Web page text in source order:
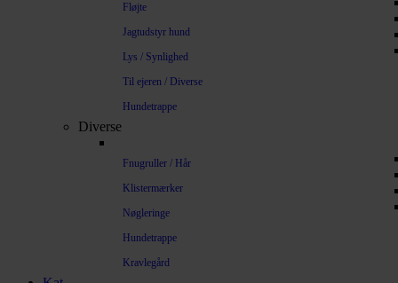
Fløjte
Jagtudstyr hund
Lys / Synlighed
Til ejeren / Diverse
Hundetrappe
Diverse
Fnugruller / Hår
Klistermærker
Nøgleringe
Hundetrappe
Kravlegård